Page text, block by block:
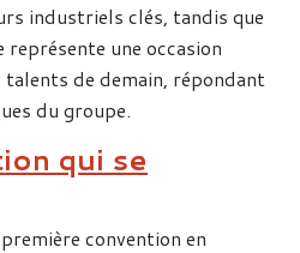
industriels clés, tandis que
une occasion
de demain, répondant
du groupe.
qui se
convention en